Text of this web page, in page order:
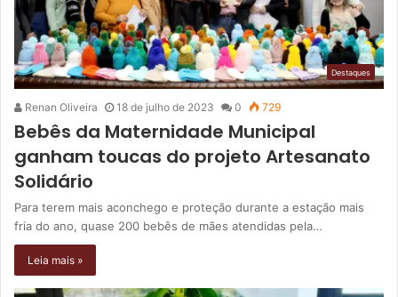
Destaques
Renan Oliveira 18 de julho de 2023 0 729
Bebês da Maternidade Municipal
ganham toucas do projeto Artesanato
Solidário
Para terem mais aconchego e proteção durante a estação mais
fria do ano, quase 200 bebês de mães atendidas pela…
Leia mais »